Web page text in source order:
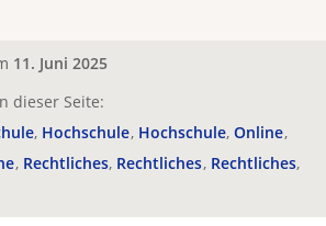
11. Juni 2025
dieser Seite:
Hochschule Hochschule Online
Rechtliches Rechtliches Rechtliches